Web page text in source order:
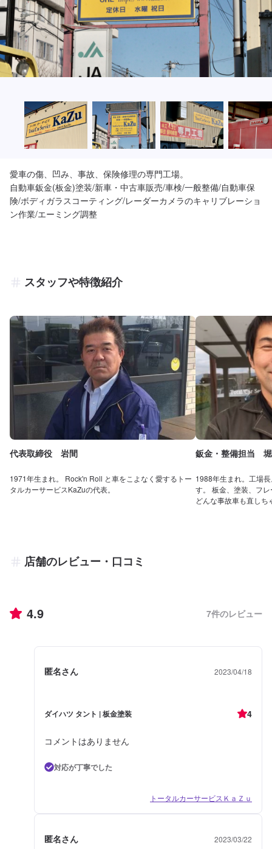
愛車の傷、凹み、事故、保険修理の専門工場。
自動車鈑金(板金)塗装/新車・中古車販売/車検/一般整備/自動車保
険/ボディガラスコーティング/レーダーカメラのキャリブレーショ
ン作業/エーミング調整
スタッフや特徴紹介
代表取締役 岩間
1971年生まれ。 Rock'n Roll と車をこよなく愛するトー
タルカーサービスKaZuの代表。
鈑金・整備担当 堀
1988年生まれ。工場
す。 板金、塗装、フ
どんな事故車も直しち
店舗のレビュー・口コミ
4.9 7件のレビュー
匿名さん 2023/04/18
ダイハツ タント | 板金塗装 4
コメントはありません
対応が丁寧でした
トータルカーサービスＫａＺｕ
匿名さん 2023/03/22